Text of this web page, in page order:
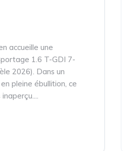
accueille une
1.6 T-GDI 7-
2026). Dans un
pleine ébullition, ce